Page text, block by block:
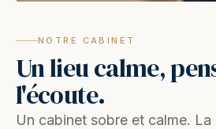
NOTRE CABINET
Un lieu calme,
l'écoute.
Un cabinet sobre et calme.